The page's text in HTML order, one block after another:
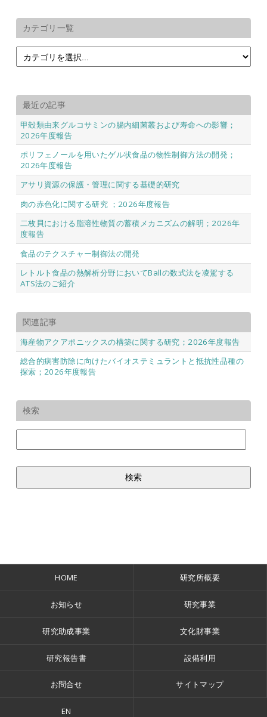
カテゴリ一覧
最近の記事
甲殻類由来グルコサミンの腸内細菌叢および寿命への影響；
2026年度報告
ポリフェノールを用いたゲル状食品の物性制御方法の開発；
2026年度報告
アサリ資源の保護・管理に関する基礎的研究
肉の赤色化に関する研究 ；2026年度報告
二枚貝における脂溶性物質の蓄積メカニズムの解明；2026年
度報告
食品のテクスチャー制御法の開発
レトルト食品の熱解析分野においてBallの数式法を凌駕する
ATS法のご紹介
関連記事
海産物アクアポニックスの構築に関する研究；2026年度報告
総合的病害防除に向けたバイオステミュラントと抵抗性品種の
探索；2026年度報告
検索
HOME 研究所概要
お知らせ 研究事業
研究助成事業 文化財事業
研究報告書 設備利用
お問合せ サイトマップ
EN